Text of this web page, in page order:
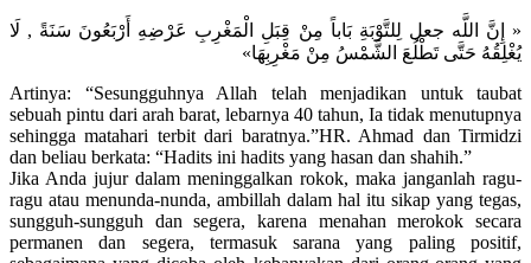
« إِنَّ اللَّه جعل لِلتَّوْبَةِ بَاباً مِنْ قِبَلِ الْمَغْرِبِ عَرْضِهِ أَرْبَعُونَ سَنَةً , لَا
يُغْلِقُهُ حَتَّى تَطْلُعَ الشَّمْسُ مِنْ مَغْرِبِهَا»
Artinya: “Sesungguhnya Allah telah menjadikan untuk taubat
sebuah pintu dari arah barat, lebarnya 40 tahun, Ia tidak menutupnya
sehingga matahari terbit dari baratnya.”HR. Ahmad dan Tirmidzi
dan beliau berkata: “Hadits ini hadits yang hasan dan shahih.”
Jika Anda jujur dalam meninggalkan rokok, maka janganlah ragu-
ragu atau menunda-nunda, ambillah dalam hal itu sikap yang tegas,
sungguh-sungguh dan segera, karena menahan merokok secara
permanen dan segera, termasuk sarana yang paling positif,